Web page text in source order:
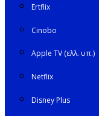
Ertflix
Cinobo
Apple TV (ελλ. υπ.)
Netflix
Disney Plus